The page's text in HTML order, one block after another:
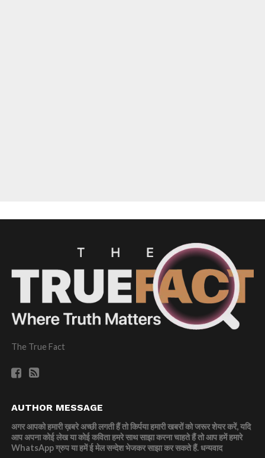
The True Fact
AUTHOR MESSAGE
अगर आपको हमारी ख़बरे अच्छी लगती हैं तो किर्पया हमारी खबरों को जरूर शेयर करें, यदि
आप अपना कोई लेख या कोई कविता हमरे साथ साझा करना चाहते हैं तो आप हमें हमारे
WhatsApp ग्रुप या हमें ई मेल सन्देश भेजकर साझा कर सकते हैं.धन्यवाद